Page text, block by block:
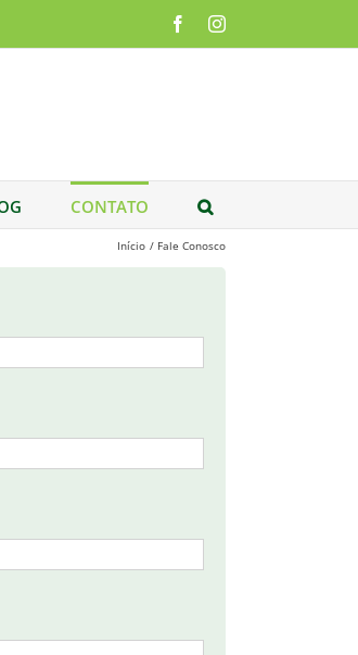
FacebookInstagram
CONTATO
Início Fale Conosco